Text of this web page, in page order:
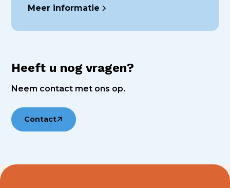
Meer informatie
Heeft u nog vragen?
Neem contact met ons op.
Contact